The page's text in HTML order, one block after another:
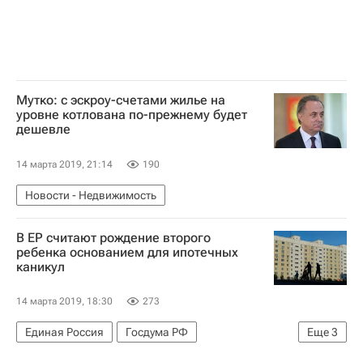
Мутко: с эскроу-счетами жилье на
уровне котлована по-прежнему будет
дешевле
14 марта 2019, 21:14 190
Новости - Недвижимость
В ЕР считают рождение второго
ребенка основанием для ипотечных
каникул
14 марта 2019, 18:30 273
Еще3
Единая Россия
Госдума РФ